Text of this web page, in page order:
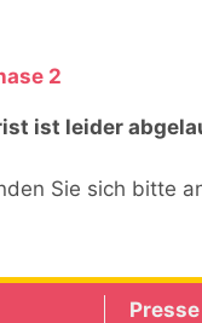
2
ist leider
Sie sich bitte
Presse